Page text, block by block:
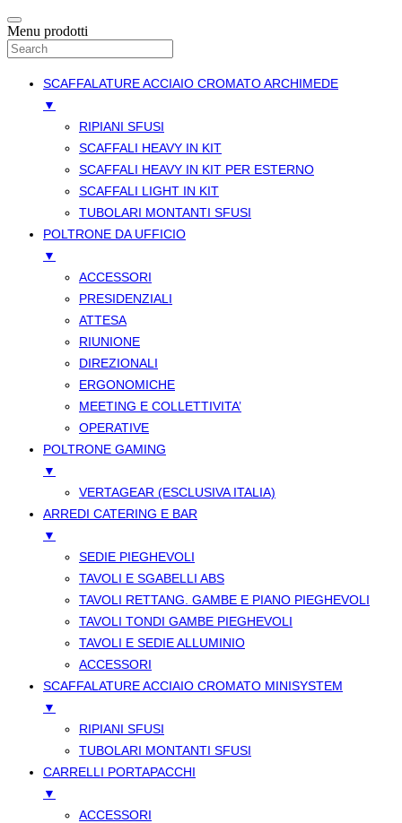
Menu prodotti
SCAFFALATURE ACCIAIO CROMATO ARCHIMEDE
▼
RIPIANI SFUSI
SCAFFALI HEAVY IN KIT
SCAFFALI HEAVY IN KIT PER ESTERNO
SCAFFALI LIGHT IN KIT
TUBOLARI MONTANTI SFUSI
POLTRONE DA UFFICIO
▼
ACCESSORI
PRESIDENZIALI
ATTESA
RIUNIONE
DIREZIONALI
ERGONOMICHE
MEETING E COLLETTIVITA’
OPERATIVE
POLTRONE GAMING
▼
VERTAGEAR (ESCLUSIVA ITALIA)
ARREDI CATERING E BAR
▼
SEDIE PIEGHEVOLI
TAVOLI E SGABELLI ABS
TAVOLI RETTANG. GAMBE E PIANO PIEGHEVOLI
TAVOLI TONDI GAMBE PIEGHEVOLI
TAVOLI E SEDIE ALLUMINIO
ACCESSORI
SCAFFALATURE ACCIAIO CROMATO MINISYSTEM
▼
RIPIANI SFUSI
TUBOLARI MONTANTI SFUSI
CARRELLI PORTAPACCHI
▼
ACCESSORI